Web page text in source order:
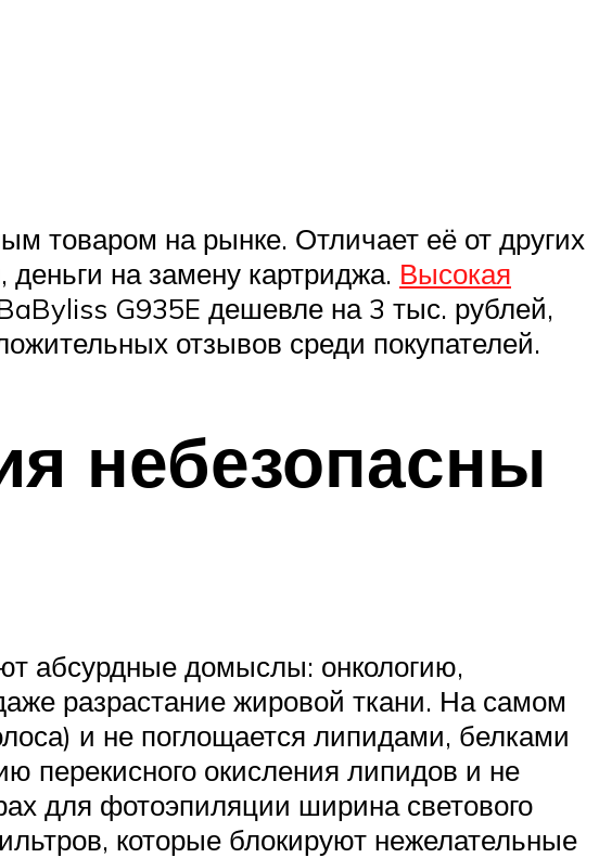
товаром на рынке. Отличает её от других
на замену картриджа. Высокая
G935E дешевле на 3 тыс. рублей,
отзывов среди покупателей.
небезопасны
абсурдные домыслы: онкологию,
разрастание жировой ткани. На самом
и не поглощается липидами, белками
перекисного окисления липидов и не
для фотоэпиляции ширина светового
которые блокируют нежелательные